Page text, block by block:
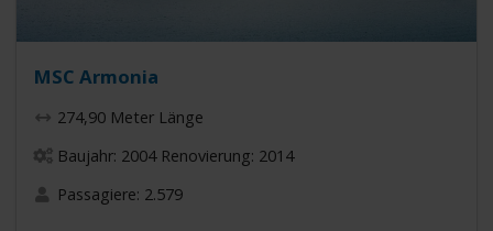
MSC Armonia
274,90 Meter Länge
Baujahr: 2004 Renovierung: 2014
Passagiere: 2.579